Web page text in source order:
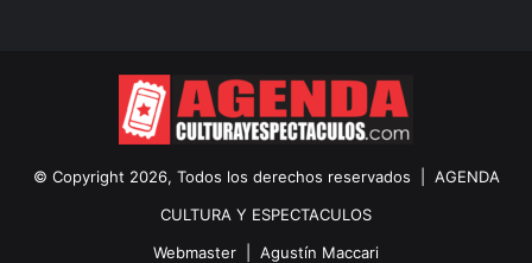
© Copyright 2026, Todos los derechos reservados | AGENDA
CULTURA Y ESPECTACULOS
Webmaster | Agustín Maccari